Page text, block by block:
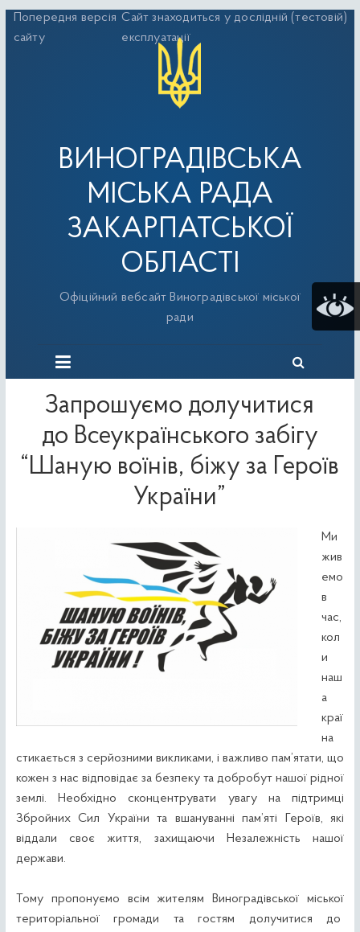
Перейти
до
Попередня версія
сайту
Сайт знаходиться у дослідній (тестовій)
експлуатації
ВИНОГРАДІВСЬКА
МІСЬКА РАДА
ЗАКАРПАТСЬКОЇ
ОБЛАСТІ
Офіційний вебсайт Виноградівської міської
ради
Запрошуємо долучитися
до Всеукраїнського забігу
“Шаную воїнів, біжу за Героїв
України”
Ми
жив
емо
в
час,
кол
и
наш
а
краї
на
стикається з серйозними викликами, і важливо пам’ятати, що
кожен з нас відповідає за безпеку та добробут нашої рідної
землі. Необхідно сконцентрувати увагу на підтримці
Збройних Сил України та вшануванні пам’яті Героїв, які
віддали своє життя, захищаючи Незалежність нашої
держави.
Тому пропонуємо всім жителям Виноградівської міської
територіальної громади та гостям долучитися до